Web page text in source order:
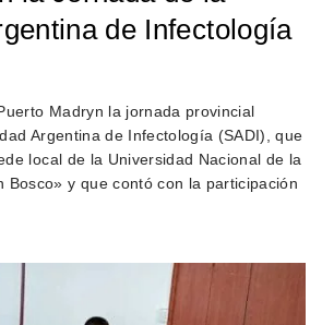
de Infectología
Madryn la jornada provincial
Argentina de Infectología (SADI), que
local de la Universidad Nacional de la
Bosco» y que contó con la participación